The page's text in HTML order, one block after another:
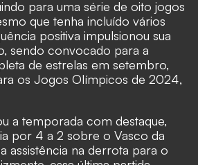
para uma série de oito jogos
que tenha incluído vários
positiva impulsionou sua
sendo convocado para a
de estrelas em setembro,
os Jogos Olímpicos de 2024,
a temporada com destaque,
por 4 a 2 sobre o Vasco da
assistência na derrota para o